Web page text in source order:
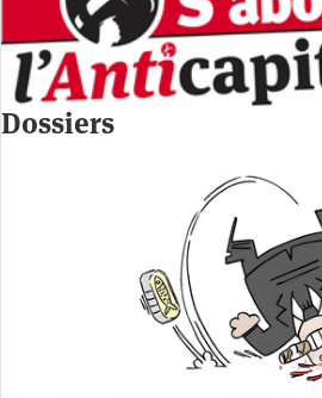
Dossiers